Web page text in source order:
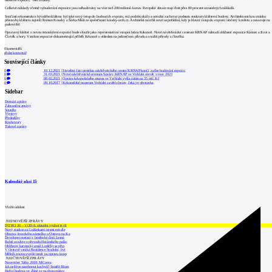
Celkové náklady včetně vybudování expozice jsou odhadovány na více než 200 milionů korun. Evropské dotace mají činit přes 80 procent uznatelných nákladů.
Součástí rekonstrukce bývalého kláštera byl také nový vstup do budoucích expozic, má podobu skály a umožní zachovat podstatu struktury klášterní budovy. Architektonickou stránku
přestavby kláštera zajistili Roman Koucký a Šárka Malá ze společnosti koucky-arch.cz. Architekti navrhli nové uspořádání, kdy je hlavní vstup do expozic otočený k městu a navazuje na
parkoviště.
Opravený klášter s novou interaktivní expozicí bude sloužit jako reprezentativní vstupní brána Krkonoš. Nové návštěvnické centrum KRNAP nahradí oblíbené expozice Kámen a život a
Člověk a hory. Vznikne expozice dokumentující příběh Krkonoš s ohledem na jedinečnou přírodu a soužití přírody a člověka.
0komentářů
přidat komentář
Související články
0 10.12.2021 |Stavební část projektu návštěvnického centra KRNAP končí, začne budování expozic
0 31.03.2021 |Nové návštěvnické centrum Správy KRNAP ve Vrchlabí otevře v roce 2023
0 08.02.2021 |Oprava krkonošského muzea ve Vrchlabí vyšla zatím na 35 mil. Kč
0 09.10.2017 |Krkonošské muzeum Vrchlabí zavřelo brány, čeká jej přestavba
Sidebar
Domácí zprávy
Zahraniční zprávy
Soutěže
Výstavy
Přednášky
Rozhovory
Tiskové zprávy
Kalendář akcí 15
Vložit událost
NEJNOVĚJŠÍ ZPRÁVY
INTRO 30 – VODA: aktuální vydání je již
Nový stadion za Lužánkami nesmí mít dle
Obnova loveckého zámečku u Ostrova na Ka
Developer postaví v brněnské části Lesná
Babiš uvažuje o převodu Hrzánského palác
Oblíbený karvinský areál Lodičky se přip
V Ostravě vzniká Rezidence Stodolní, byt
Mělník znovu vypíše tendr na opravu koup
NEJČTENĚJŠÍ ZPRÁVY
November Talks 2018: M.Corea
Jak nejlépe navrhnout kuchyň? Soutěž Blum
Hořící budova ve Zlíně se na dvou místec